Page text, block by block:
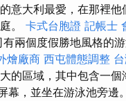
意大利最愛，在那裡他
。 卡式台胞證 記帳士
兩個度假勝地風格的游
燴廠商 西屯體態調整
的區域，其中包含一個
幕，並坐在游泳池旁邊。